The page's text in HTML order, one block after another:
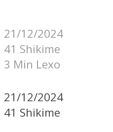
21/12/2024
41 Shikime
3 Min Lexo
21/12/2024
41 Shikime